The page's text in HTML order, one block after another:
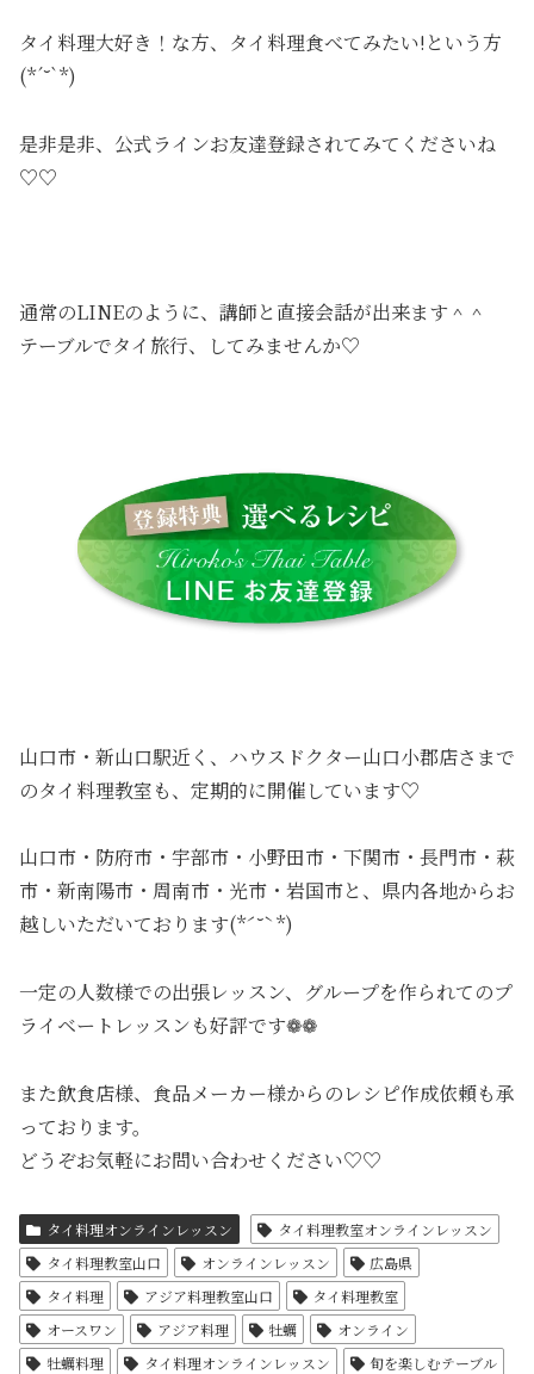
タイ料理大好き！な方、タイ料理食べてみたい!という方
(*´˘`*)
是非是非、公式ラインお友達登録されてみてくださいね
♡♡
通常のLINEのように、講師と直接会話が出来ます＾＾
テーブルでタイ旅行、してみませんか♡
山口市・新山口駅近く、ハウスドクター山口小郡店さまで
のタイ料理教室も、定期的に開催しています♡
山口市・防府市・宇部市・小野田市・下関市・長門市・萩
市・新南陽市・周南市・光市・岩国市と、県内各地からお
越しいただいております(*ˊ˘ˋ*)
一定の人数様での出張レッスン、グループを作られてのプ
ライベートレッスンも好評です❁❁
また飲食店様、食品メーカー様からのレシピ作成依頼も承
っております。
どうぞお気軽にお問い合わせください♡♡
タイ料理オンラインレッスン
タイ料理教室オンラインレッスン
タイ料理教室山口
オンラインレッスン
広島県
タイ料理
アジア料理教室山口
タイ料理教室
オースワン
アジア料理 牡蠣
オンライン
牡蠣料理
タイ料理オンラインレッスン
旬を楽しむテーブル